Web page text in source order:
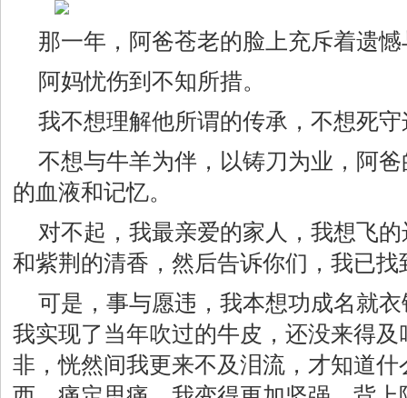
那一年，阿爸苍老的脸上充斥着遗
阿妈忧伤到不知所措。
我不想理解他所谓的传承，不想死
不想与牛羊为伴，以铸刀为业，阿
的血液和记忆。
对不起，我最亲爱的家人，我想飞
和紫荆的清香，然后告诉你们，我已找
可是，事与愿违，我本想功成名就
我实现了当年吹过的牛皮，还没来得
非，恍然间我更来不及泪流，才知道